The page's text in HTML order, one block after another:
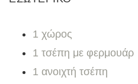
1 χώρος
1 τσέπη με φερμουάρ
1 ανοιχτή τσέπη